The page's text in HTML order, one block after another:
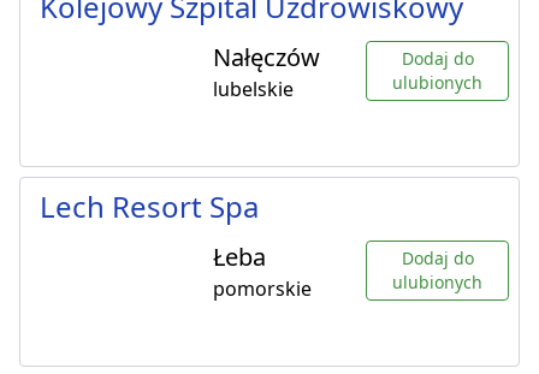
Nałęczów
lubelskie
Dodaj do
ulubionych
Lech Resort Spa
Łeba
pomorskie
Dodaj do
ulubionych